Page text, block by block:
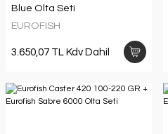
Blue Olta Seti
EUROFISH
3.650,07 TL Kdv Dahil